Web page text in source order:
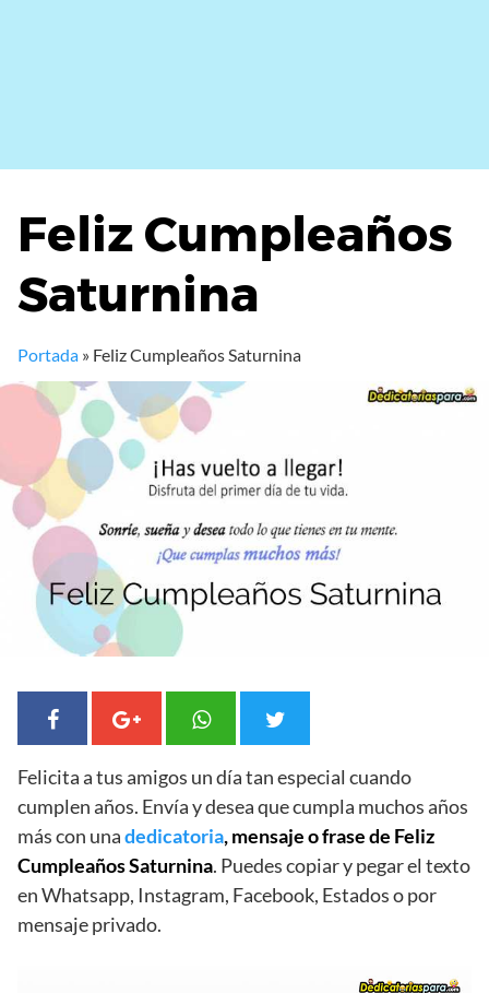
Feliz Cumpleaños
Saturnina
Portada » Feliz Cumpleaños Saturnina
Felicita a tus amigos un día tan especial cuando
cumplen años. Envía y desea que cumpla muchos años
más con unadedicatoria, mensaje o frase de Feliz
Cumpleaños Saturnina. Puedes copiar y pegar el texto
en Whatsapp, Instagram, Facebook, Estados o por
mensaje privado.